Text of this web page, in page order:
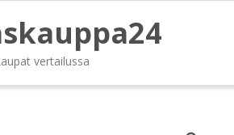
vertailussa